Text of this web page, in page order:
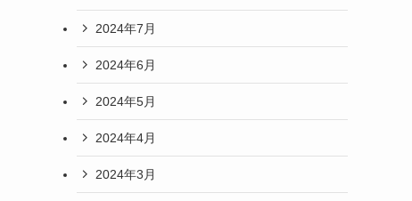
2024年7月
2024年6月
2024年5月
2024年4月
2024年3月